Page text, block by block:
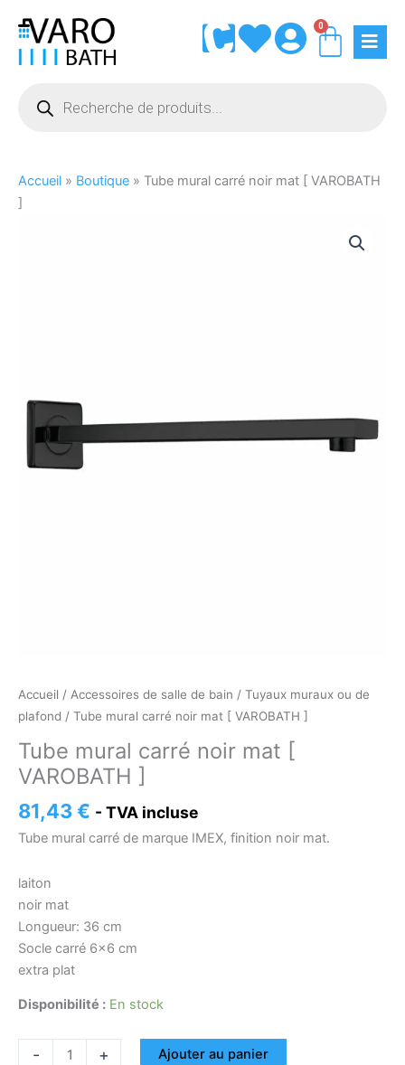
contenu
0
produits
Accueil » Boutique » Tube mural carré noir mat [ VAROBATH
]
Accueil / Accessoires de salle de bain / Tuyaux muraux ou de
plafond / Tube mural carré noir mat [ VAROBATH ]
Tube mural carré noir mat [
VAROBATH ]
81,43€ - TVA incluse
Tube mural carré de marque IMEX, finition noir mat.
laiton
noir mat
Longueur: 36 cm
Socle carré 6×6 cm
extra plat
Disponibilité : En stock
-
VAROBATH
+ Ajouter au panier